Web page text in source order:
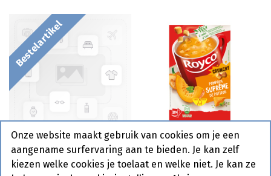
Bestelartikel
Vending Crunchy
Tomatensupreme Royco
2 x 80 porties
Royco Minute Soup
Pompoen Supreme
Crunchy 20 st
Onze website maakt gebruik van cookies om je een
aangename surfervaring aan te bieden. Je kan zelf
kiezen welke cookies je toelaat en welke niet. Je kan ze